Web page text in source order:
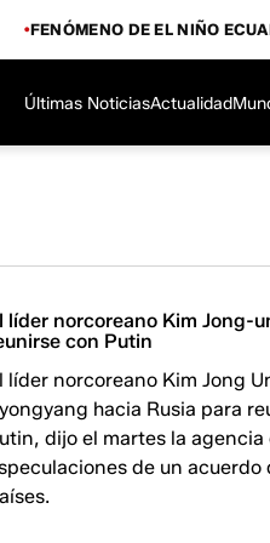
FENÓMENO DE EL NIÑO
Últimas NoticiasActualidad
líder norcoreano Kim Jong-
con Putin
líder norcoreano Kim Jong
hacia Rusia para
dijo el martes la
de un